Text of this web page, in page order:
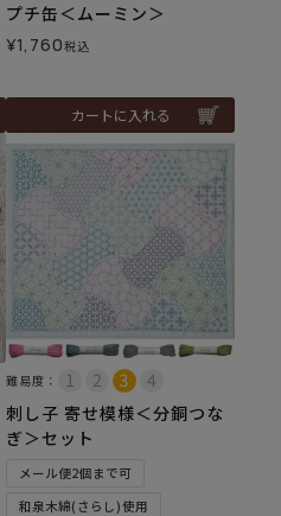
プチ缶＜ムーミン＞
¥1,760税込
カートに入れる
難易度：
刺し子 寄せ模様＜分銅つな
ぎ＞セット
メール便2個まで可
和泉木綿(さらし)使用